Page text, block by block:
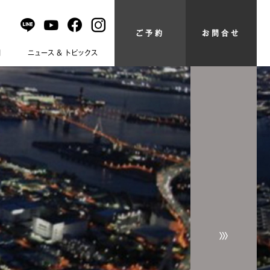
ニュース & トピックス
ご予約 お問合せ